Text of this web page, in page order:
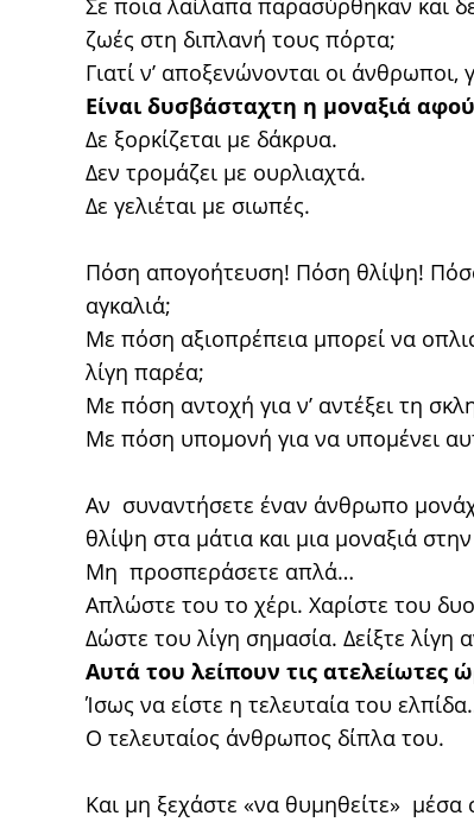
Σε ποια λαίλαπα παρασύρθηκαν και
ζωές στη διπλανή τους πόρτα;
Γιατί ν’ αποξενώνονται οι άνθρωποι,
Είναι δυσβάσταχτη η μοναξιά
Δε ξορκίζεται με δάκρυα.
Δεν τρομάζει με ουρλιαχτά.
Δε γελιέται με σιωπές.
Πόση απογοήτευση! Πόση θλίψη!
αγκαλιά;
Με πόση αξιοπρέπεια μπορεί να
λίγη παρέα;
Με πόση αντοχή για ν’ αντέξει τη
Με πόση υπομονή για να υπομένει
Αν συναντήσετε έναν άνθρωπο
θλίψη στα μάτια και μια μοναξιά
Μη προσπεράσετε απλά…
Απλώστε του το χέρι. Χαρίστε του
Δώστε του λίγη σημασία. Δείξτε λίγη
Αυτά του λείπουν τις ατελείωτες
Ίσως να είστε η τελευταία του
Ο τελευταίος άνθρωπος δίπλα του.
Και μη ξεχάστε «να θυμηθείτε»